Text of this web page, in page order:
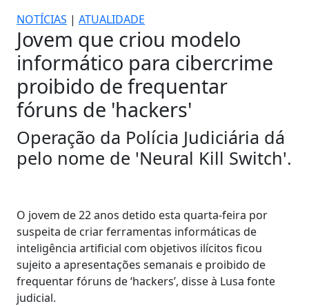
NOTÍCIAS | ATUALIDADE
Jovem que criou modelo
informático para cibercrime
proibido de frequentar
fóruns de 'hackers'
Operação da Polícia Judiciária dá
pelo nome de 'Neural Kill Switch'.
O jovem de 22 anos detido esta quarta-feira por
suspeita de criar ferramentas informáticas de
inteligência artificial com objetivos ilícitos ficou
sujeito a apresentações semanais e proibido de
frequentar fóruns de ‘hackers’, disse à Lusa fonte
judicial.